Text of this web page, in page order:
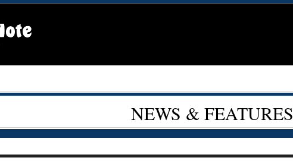
NEWS & FEATURES